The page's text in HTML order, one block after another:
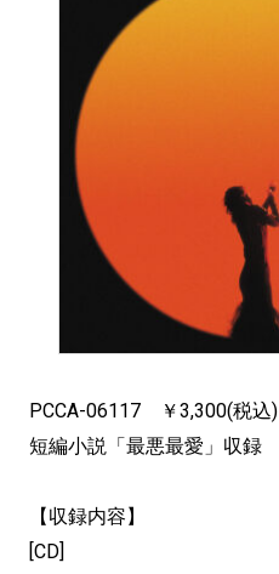
PCCA-06117 ￥3,300(税込)
短編小説「最悪最愛」収録
【収録内容】
[CD]